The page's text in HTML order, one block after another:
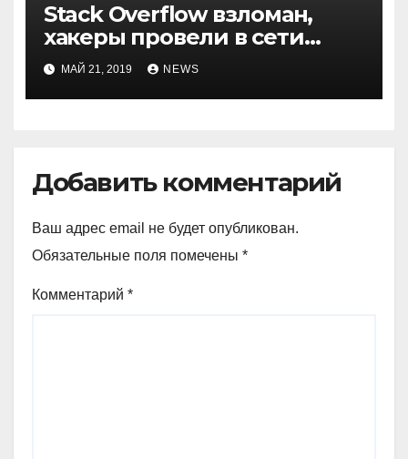
Stack Overflow взломан,
хакеры провели в сети
компании неделю
МАЙ 21, 2019 NEWS
Добавить комментарий
Ваш адрес email не будет опубликован.
Обязательные поля помечены *
Комментарий *